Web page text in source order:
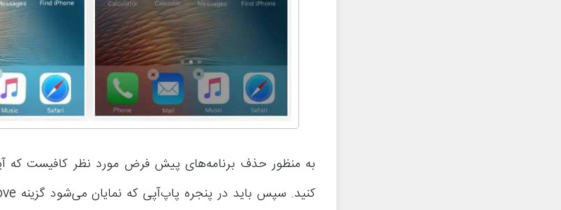
به منظور حذف برنامه‌های پیش فرض مورد نظر کافیست که